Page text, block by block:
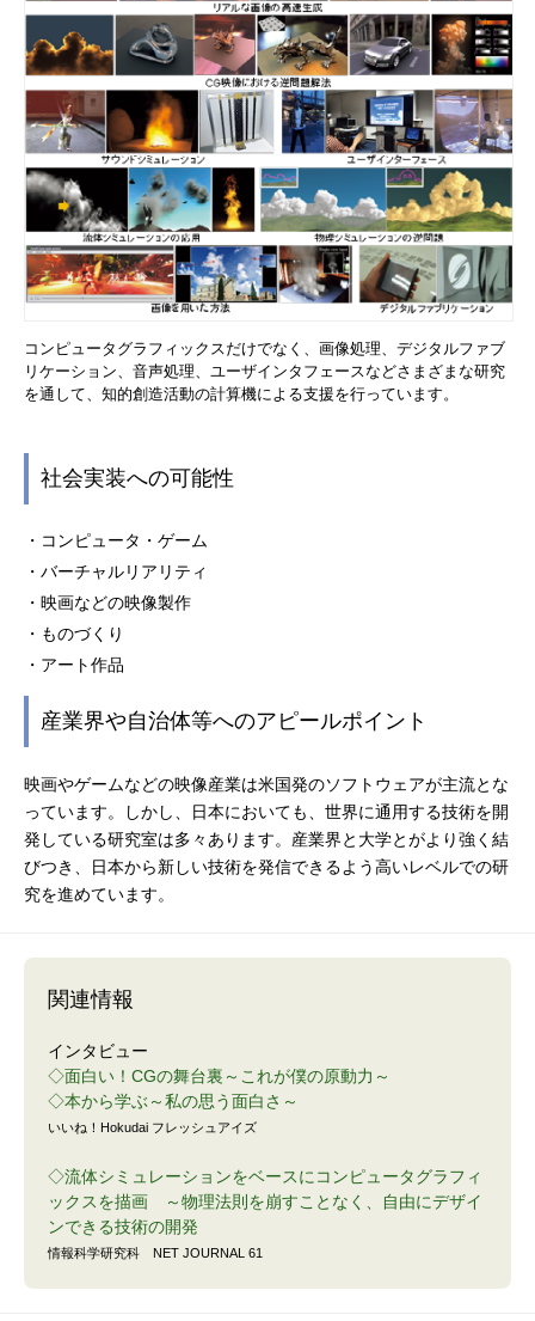
コンピュータグラフィックスだけでなく、画像処理、デジタルファブ
リケーション、音声処理、ユーザインタフェースなどさまざまな研究
を通して、知的創造活動の計算機による支援を行っています。
社会実装への可能性
・コンピュータ・ゲーム
・バーチャルリアリティ
・映画などの映像製作
・ものづくり
・アート作品
産業界や自治体等へのアピールポイント
映画やゲームなどの映像産業は米国発のソフトウェアが主流とな
っています。しかし、日本においても、世界に通用する技術を開
発している研究室は多々あります。産業界と大学とがより強く結
びつき、日本から新しい技術を発信できるよう高いレベルでの研
究を進めています。
関連情報
インタビュー
◇面白い！CGの舞台裏～これが僕の原動力～
◇本から学ぶ～私の思う面白さ～
いいね！Hokudai フレッシュアイズ
◇流体シミュレーションをベースにコンピュータグラフィ
ックスを描画 ～物理法則を崩すことなく、自由にデザイ
ンできる技術の開発
情報科学研究科 NET JOURNAL 61